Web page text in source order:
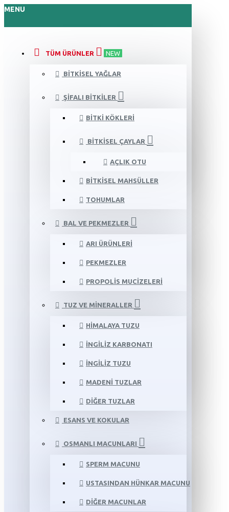
MENU
TÜM ÜRÜNLER NEW
BITKISEL YAĞLAR
ŞIFALI BITKILER
BITKI KÖKLERI
BITKISEL ÇAYLAR
AÇLIK OTU
BITKISEL MAHSÜLLER
TOHUMLAR
BAL VE PEKMEZLER
ARI ÜRÜNLERI
PEKMEZLER
PROPOLIS MUCIZELERI
TUZ VE MINERALLER
HIMALAYA TUZU
İNGILIZ KARBONATI
İNGILIZ TUZU
MADENI TUZLAR
DIĞER TUZLAR
ESANS VE KOKULAR
OSMANLI MACUNLARI
SPERM MACUNU
USTASINDAN HÜNKAR MACUNU
DIĞER MACUNLAR